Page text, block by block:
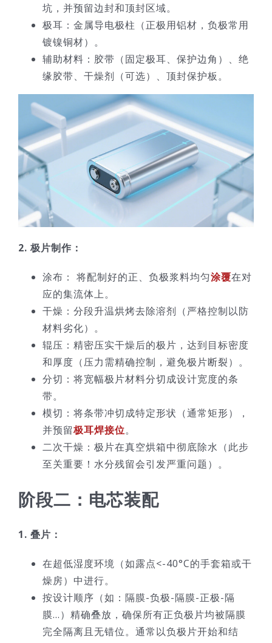
坑，并预留边封和顶封区域。
极耳：金属导电极柱（正极用铝材，负极常用
镀镍铜材）。
辅助材料：胶带（固定极耳、保护边角）、绝
缘胶带、干燥剂（可选）、顶封保护板。
2. 极片制作：
涂布： 将配制好的正、负极浆料均匀涂覆在对
应的集流体上。
干燥：分段升温烘烤去除溶剂（严格控制以防
材料劣化）。
辊压：精密压实干燥后的极片，达到目标密度
和厚度（压力需精确控制，避免极片断裂）。
分切：将宽幅极片材料分切成设计宽度的条
带。
模切：将条带冲切成特定形状（通常矩形），
并预留极耳焊接位。
二次干燥：极片在真空烘箱中彻底除水（此步
至关重要！水分残留会引发严重问题）。
阶段二：电芯装配
1. 叠片：
在超低湿度环境（如露点<-40°C的手套箱或干
燥房）中进行。
按设计顺序（如：隔膜-负极-隔膜-正极-隔
膜…）精确叠放，确保所有正负极片均被隔膜
完全隔离且无错位。通常以负极片开始和结